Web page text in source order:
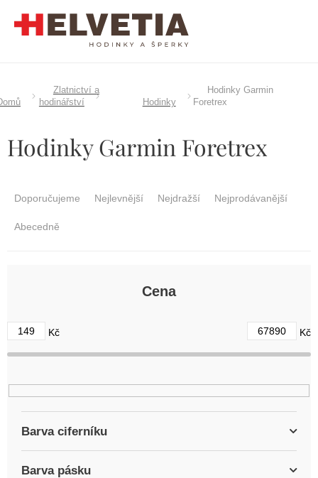
Zlatnictví a
hodinářství
Hodinky
Hodinky Garmin
Foretrex
Hodinky Garmin Foretrex
d
u
k
ů
Doporučujeme Nejlevnější Nejdražší Nejprodávanější
Abecedně
Cena
149 Kč 67890 Kč
Barva ciferníku
Barva pásku